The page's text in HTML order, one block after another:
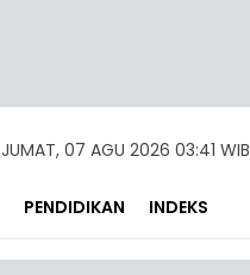
JUMAT, 07 AGU 2026 03:41 WIB
PENDIDIKAN INDEKS